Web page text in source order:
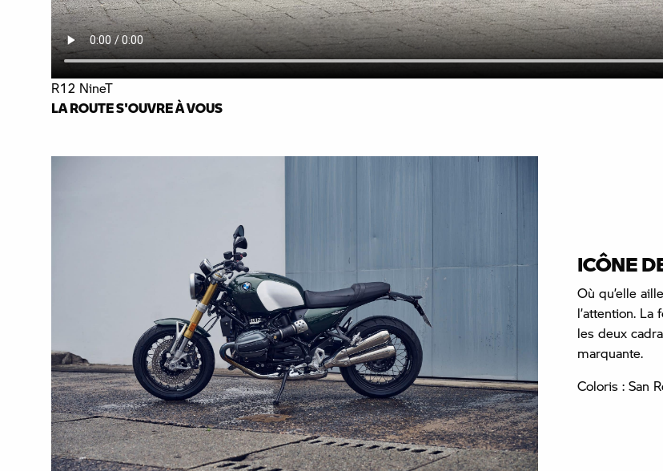
R12 NineT
LA ROUTE S'OUVRE À VOUS
ICÔNE
Où qu’elle
l’attention.
les deux
marquante.
Coloris : San